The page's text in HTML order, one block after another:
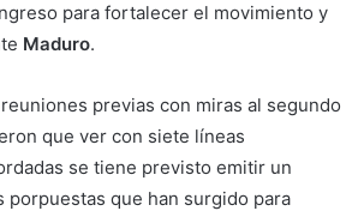
para fortalecer el movimiento y
Maduro.
previas con miras al segundo
que ver con siete líneas
se tiene previsto emitir un
porpuestas que han surgido para